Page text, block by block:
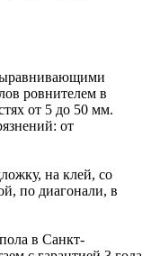
ровнителем в
от 5 до 50 мм.
от
на клей, со
по диагонали, в
в Санкт-